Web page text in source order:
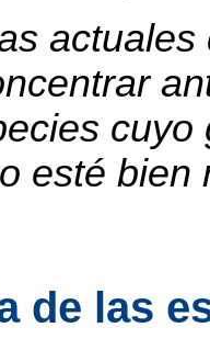
esté bien
de las